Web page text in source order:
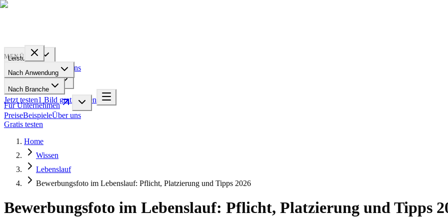
Leistungen
Über uns
Für Unternehmen
Jetzt testen1 Bild gratis testen
MENÜ
Nach Anwendung
Nach Branche
Für Unternehmen
PreiseBeispieleÜber uns
Gratis testen
Home
Wissen
Lebenslauf
Bewerbungsfoto im Lebenslauf: Pflicht, Platzierung und Tipps 2026
Bewerbungsfoto im Lebenslauf: Pflicht, Platzierung und Tipps